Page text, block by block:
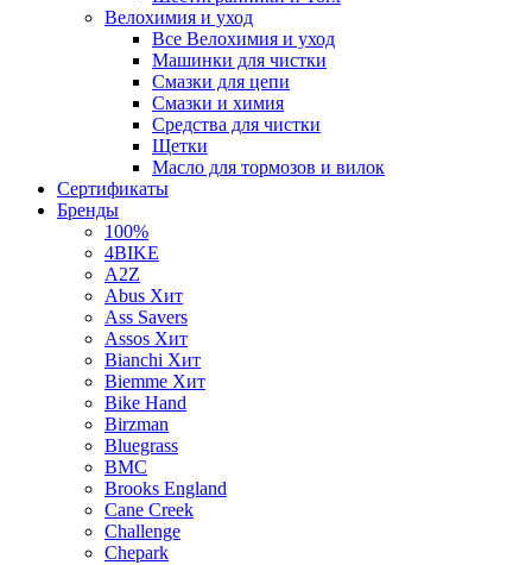
Велохимия и уход
Все Велохимия и уход
Машинки для чистки
Смазки для цепи
Смазки и химия
Средства для чистки
Щетки
Масло для тормозов и вилок
Сертификаты
Бренды
100%
4BIKE
A2Z
Abus Хит
Ass Savers
Assos Хит
Bianchi Хит
Biemme Хит
Bike Hand
Birzman
Bluegrass
BMC
Brooks England
Cane Creek
Challenge
Chepark